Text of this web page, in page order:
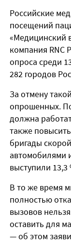
Российские
посещений
«Медицинский
компания RNC
опроса среди
282 городов
За отмену
опрошенных.
должна
также
бригады
автомобилями
выступили 13,3
В то же время
полностью
вызовов
оставить для
— об этом